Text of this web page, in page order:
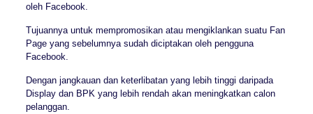
oleh Facebook.
Tujuannya untuk mempromosikan atau mengiklankan suatu Fan
Page yang sebelumnya sudah diciptakan oleh pengguna
Facebook.
Dengan jangkauan dan keterlibatan yang lebih tinggi daripada
Display dan BPK yang lebih rendah akan meningkatkan calon
pelanggan.